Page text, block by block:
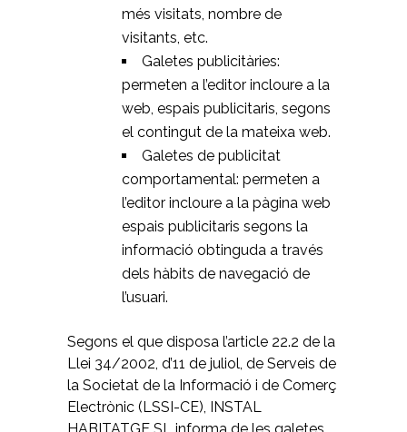
més visitats, nombre de
visitants, etc.
Galetes publicitàries:
permeten a l’editor incloure a la
web, espais publicitaris, segons
el contingut de la mateixa web.
Galetes de publicitat
comportamental: permeten a
l’editor incloure a la pàgina web
espais publicitaris segons la
informació obtinguda a través
dels hàbits de navegació de
l’usuari.
Segons el que disposa l’article 22.2 de la
Llei 34/2002, d’11 de juliol, de Serveis de
la Societat de la Informació i de Comerç
Electrònic (LSSI-CE), INSTAL